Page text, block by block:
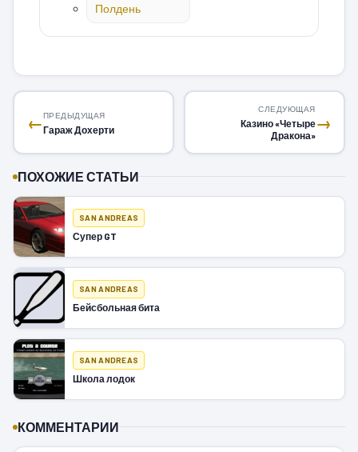
Полдень
←ПРЕДЫДУЩАЯ
Гараж Дохерти →
СЛЕДУЮЩАЯ
Казино «Четыре
Дракона»
ПОХОЖИЕ СТАТЬИ
SAN ANDREAS
Супер GT
SAN ANDREAS
Бейсбольная бита
SAN ANDREAS
Школа лодок
КОММЕНТАРИИ